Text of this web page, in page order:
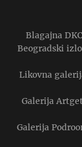
Blagajna
Beogradski
Likovna
Galerija
Galerija